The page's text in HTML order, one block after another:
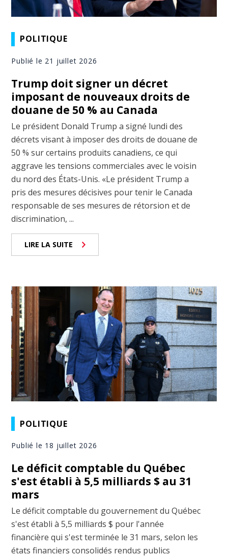
POLITIQUE
Publié le 21 juillet 2026
Trump doit signer un décret
imposant de nouveaux droits de
douane de 50 % au Canada
Le président Donald Trump a signé lundi des
décrets visant à imposer des droits de douane de
50 % sur certains produits canadiens, ce qui
aggrave les tensions commerciales avec le voisin
du nord des États-Unis. «Le président Trump a
pris des mesures décisives pour tenir le Canada
responsable de ses mesures de rétorsion et de
discrimination, ...
LIRE LA SUITE
POLITIQUE
Publié le 18 juillet 2026
Le déficit comptable du Québec
s'est établi à 5,5 milliards $ au 31
mars
Le déficit comptable du gouvernement du Québec
s'est établi à 5,5 milliards $ pour l'année
financière qui s'est terminée le 31 mars, selon les
états financiers consolidés rendus publics